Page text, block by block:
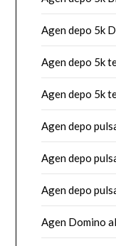
Agen depo 5k
Agen depo 5k
Agen depo 5k
Agen depo
Agen depo
Agen depo
Agen Domino